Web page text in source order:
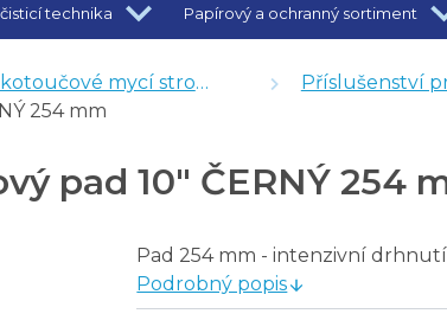
technika Papírový a ochranný sortiment
mm
mycí stroje
Příslušenství pro
254 mm
pad 10" ČERNÝ 254
Pad 254 mm - intenzivní
Podrobný popis